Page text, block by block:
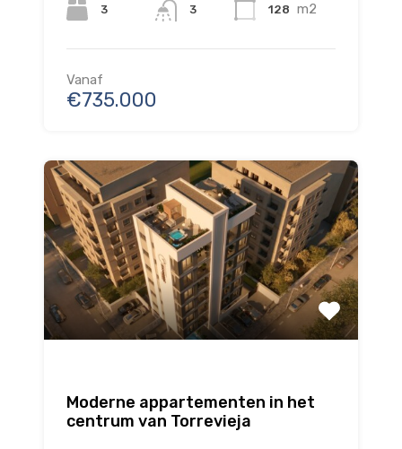
3 3 128 m2
Vanaf
€735.000
Moderne appartementen in het
centrum van Torrevieja